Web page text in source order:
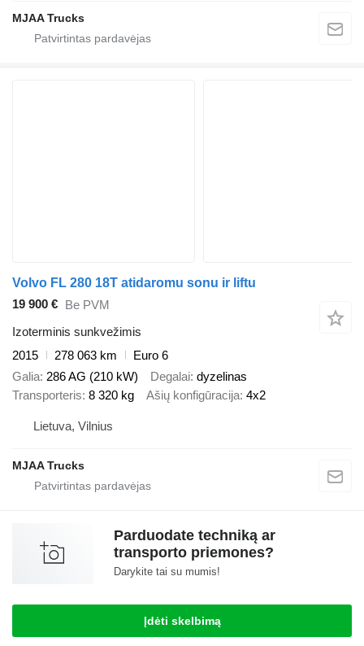
MJAA Trucks
Volvo FL 280 18T atidaromu sonu ir liftu
19 900 € Be PVM
Izoterminis sunkvežimis
2015
278 063 km
Euro 6
Galia 286 AG (210 kW) Degalai dyzelinas
Transporteris 8 320 kg Ašių konfigūracija 4x2
Lietuva, Vilnius
MJAA Trucks
Parduodate techniką ar
transporto priemones?
Darykite tai su mumis!
Įdėti skelbimą